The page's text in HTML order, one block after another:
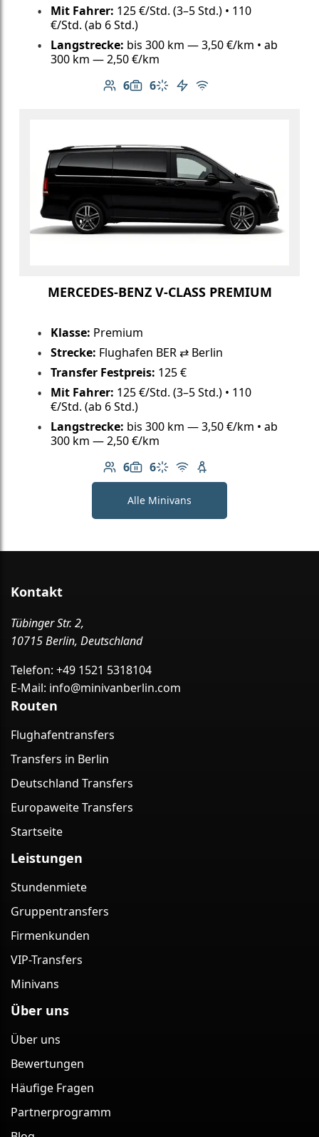
Mit Fahrer: 125 €/Std. (3–5 Std.) • 110
€/Std. (ab 6 Std.)
Langstrecke: bis 300 km — 3,50 €/km • ab
300 km — 2,50 €/km
6
Anzahl der Passagiere: 6
6
Gepäckkapazität: 6
Klimaanlage
Elektrofahrzeug
Kostenloses WLAN
MERCEDES-BENZ V-CLASS PREMIUM
Klasse: Premium
Strecke: Flughafen BER ⇄ Berlin
Transfer Festpreis: 125 €
Mit Fahrer: 125 €/Std. (3–5 Std.) • 110
€/Std. (ab 6 Std.)
Langstrecke: bis 300 km — 3,50 €/km • ab
300 km — 2,50 €/km
6
Anzahl der Passagiere: 6
6
Gepäckkapazität: 6
Klimaanlage
Kostenloses WLAN
Kindersitz verfügbar
Alle Minivans
Kontakt
Tübinger Str. 2,
10715 Berlin, Deutschland
Telefon: +49 1521 5318104
E-Mail: info@minivanberlin.com
Routen
Flughafentransfers
Transfers in Berlin
Deutschland Transfers
Europaweite Transfers
Startseite
Leistungen
Stundenmiete
Gruppentransfers
Firmenkunden
VIP-Transfers
Minivans
Über uns
Über uns
Bewertungen
Häufige Fragen
Partnerprogramm